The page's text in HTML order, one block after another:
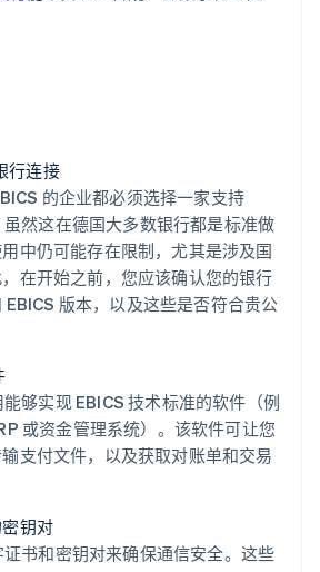
行连接
的企业都必须选择一家支持
虽然这在德国大多数银行都是标准做
中仍可能存在限制，尤其是涉及国
在开始之前，您应该确认您的银行
版本，以及这些是否符合贵公
够实现 EBICS 技术标准的软件（例
或资金管理系统）。该软件可让您
支付文件，以及获取对账单和交易
钥对
证书和密钥对来确保通信安全。这些